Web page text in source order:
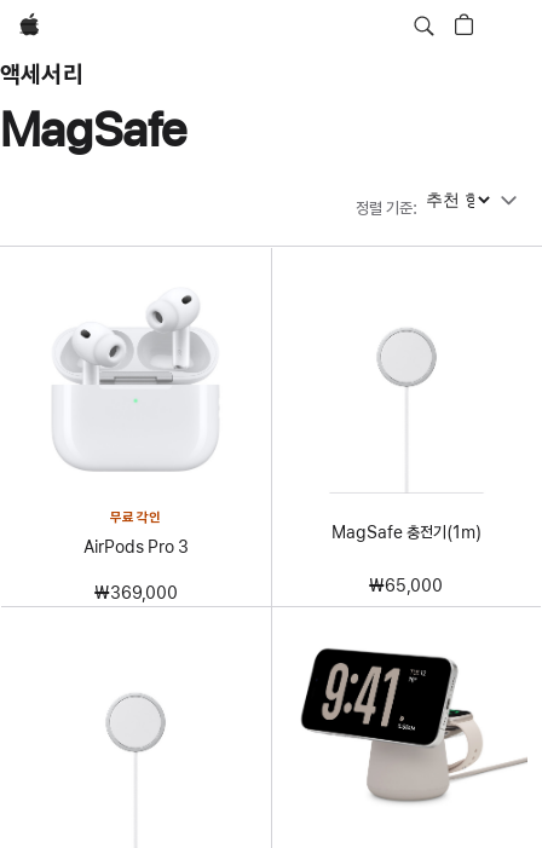
Apple
액세서리
MagSafe
정렬 기준: 정렬 기준
무료 각인
AirPods Pro 3
₩369,000
MagSafe 충전기(1m)
₩65,000